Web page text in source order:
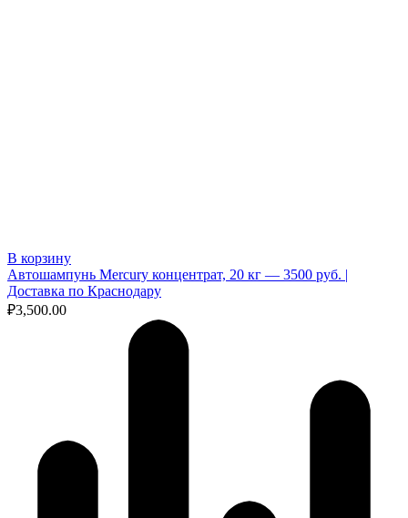
В корзину
Автошампунь Mercury концентрат, 20 кг — 3500 руб. |
Доставка по Краснодару
₽3,500.00